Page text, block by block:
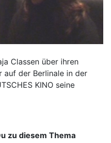
Classen über ihren
auf der Berlinale in der
KINO seine
zu diesem Thema